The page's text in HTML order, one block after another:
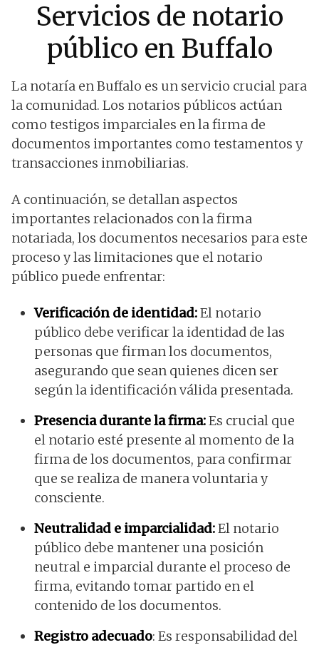
Servicios de notario
público en Buffalo
La notaría en Buffalo es un servicio crucial para
la comunidad. Los notarios públicos actúan
como testigos imparciales en la firma de
documentos importantes como testamentos y
transacciones inmobiliarias.
A continuación, se detallan aspectos
importantes relacionados con la firma
notariada, los documentos necesarios para este
proceso y las limitaciones que el notario
público puede enfrentar:
Verificación de identidad:El notario
público debe verificar la identidad de las
personas que firman los documentos,
asegurando que sean quienes dicen ser
según la identificación válida presentada.
Presencia durante la firma:Es crucial que
el notario esté presente al momento de la
firma de los documentos, para confirmar
que se realiza de manera voluntaria y
consciente.
Neutralidad e imparcialidad:El notario
público debe mantener una posición
neutral e imparcial durante el proceso de
firma, evitando tomar partido en el
contenido de los documentos.
Registro adecuado: Es responsabilidad del